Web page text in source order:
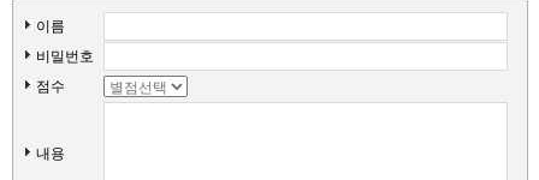
이름
비밀번호
점수
내용